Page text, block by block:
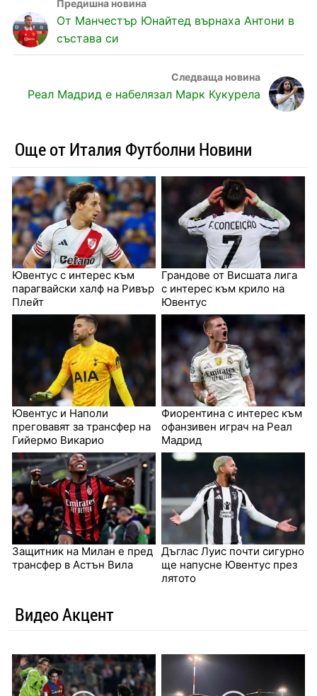
От Манчестър Юнайтед върнаха Антони в
състава си
Реал Мадрид е набелязал Марк Кукурела
Още от Италия Футболни Новини
Ювентус с интерес към
парагвайски халф на Ривър
Плейт
Грандове от Висшата лига
с интерес към крило на
Ювентус
Ювентус и Наполи
преговавят за трансфер на
Гийермо Викарио
Фиорентина с интерес към
офанзивен играч на Реал
Мадрид
Защитник на Милан е пред
трансфер в Астън Вила
Дъглас Луис почти сигурно
ще напусне Ювентус през
лятото
Видео Акцент